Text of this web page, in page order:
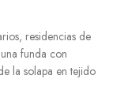
residencias de
funda con
la solapa en tejido